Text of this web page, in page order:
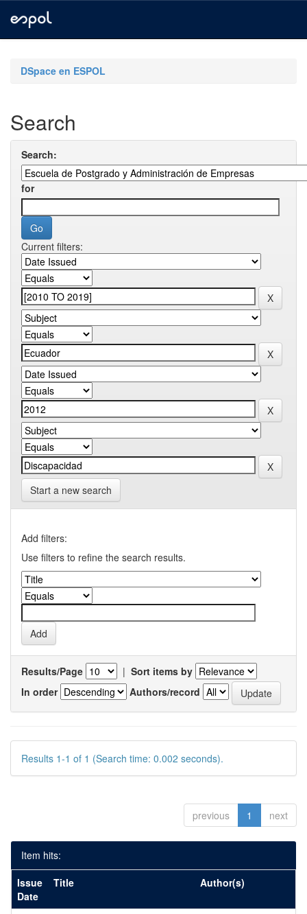
navigationDSpace en ESPOL
Search
Search:
for
Current filters:
Start a new search
Add filters:
Use filters to refine the search results.
Results/Page | Sort items by
In order
Authors/record
Results 1-1 of 1 (Search time: 0.002 seconds).
previous 1 next
Item hits:
Issue
Date
Title Author(s)